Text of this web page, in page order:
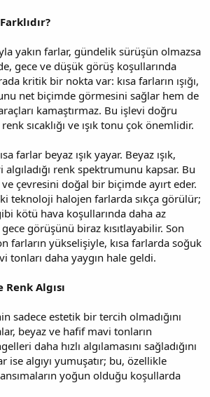
yakın farlar, gündelik sürüşün olmazsa
gece ve düşük görüş koşullarında
kritik bir nokta var: kısa farların ışığı,
net biçimde görmesini sağlar hem de
kamaştırmaz. Bu işlevi doğru
sıcaklığı ve ışık tonu çok önemlidir.
farlar beyaz ışık yayar. Beyaz ışık,
renk spektrumunu kapsar. Bu
çevresini doğal bir biçimde ayırt eder.
teknoloji halojen farlarda sıkça görülür;
kötü hava koşullarında daha az
görüşünü biraz kısıtlayabilir. Son
farların yükselişiyle, kısa farlarda soğuk
tonları daha yaygın hale geldi.
Algısı
sadece estetik bir tercih olmadığını
beyaz ve hafif mavi tonların
daha hızlı algılamasını sağladığını
ise algıyı yumuşatır; bu, özellikle
yoğun olduğu koşullarda